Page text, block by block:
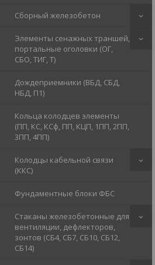
Сборный железобетон
Элементы сенажных траншей,
портальные оголовки (ОГ,
СБО, ТИГ, Т)
Дождеприемники (ВБД, СБД,
НБД, П1)
Кольца колодцев элементы
(ПП, КС, КСф, ПП, КЦП, 1ПП, 2ПП,
3ПП, 4ПП)
Колодцы кабельной связи
(ККС)
Фундаментные блоки ФБС
Стаканы железобетонные для
вентиляции, дефлекторов,
зонтов (СБ4, СБ7, СБ10, СБ12,
СБ14)